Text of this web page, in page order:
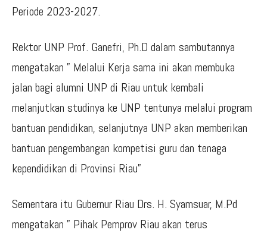
Periode 2023-2027.
Rektor UNP Prof. Ganefri, Ph.D dalam sambutannya
mengatakan ” Melalui Kerja sama ini akan membuka
jalan bagi alumni UNP di Riau untuk kembali
melanjutkan studinya ke UNP tentunya melalui program
bantuan pendidikan, selanjutnya UNP akan memberikan
bantuan pengembangan kompetisi guru dan tenaga
kependidikan di Provinsi Riau”
Sementara itu Gubernur Riau Drs. H. Syamsuar, M.Pd
mengatakan ” Pihak Pemprov Riau akan terus